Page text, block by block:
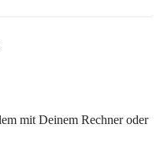
mit Deinem Rechner oder